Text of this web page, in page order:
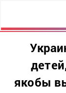
якобы